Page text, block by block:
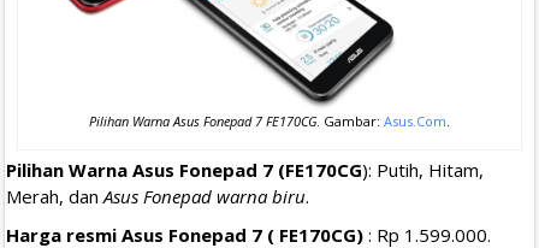
Pilihan Warna Asus Fonepad 7 FE170CG. Gambar: Asus.Com
Pilihan Warna Asus Fonepad 7 (FE170CG): Putih, Hitam,
Merah, dan Asus Fonepad warna biru.
Harga resmi Asus Fonepad 7 ( FE170CG) : Rp 1.599.000.